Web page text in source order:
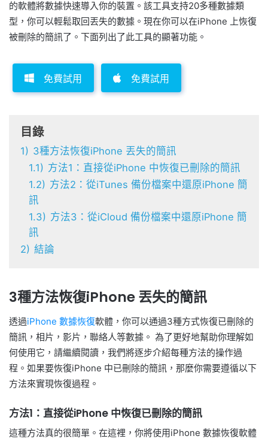
的軟體將數據快速導入你的裝置。該工具支持20多種數據類
型，你可以輕鬆取回丟失的數據。現在你可以在iPhone 上恢復
被刪除的簡訊了。下面列出了此工具的顯著功能。
免費試用 免費試用
目錄
1) 3種方法恢復iPhone 丟失的簡訊
1.1) 方法1：直接從iPhone 中恢復已刪除的簡訊
1.2) 方法2：從iTunes 備份檔案中還原iPhone 簡
訊
1.3) 方法3：從iCloud 備份檔案中還原iPhone 簡
訊
2) 結論
3種方法恢復iPhone 丟失的簡訊
透過iPhone 數據恢復軟體，你可以通過3種方式恢復已刪除的
簡訊，相片，影片，聯絡人等數據。 為了更好地幫助你理解如
何使用它，請繼續閱讀，我們將逐步介紹每種方法的操作過
程。如果要恢復iPhone 中已刪除的簡訊，那麼你需要遵循以下
方法來實現恢復過程。
方法1：直接從iPhone 中恢復已刪除的簡訊
這種方法真的很簡單。在這裡，你將使用iPhone 數據恢復軟體